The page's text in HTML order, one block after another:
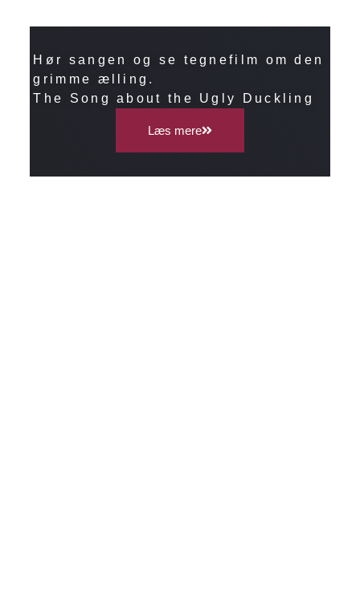
Hør sangen og se tegnefilm om den
grimme ælling.
The Song about the Ugly Duckling
Læs mere